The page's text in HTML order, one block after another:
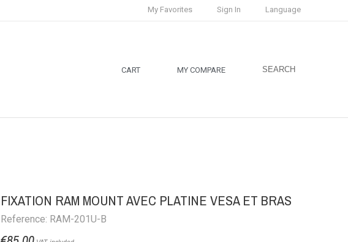
My Favorites Sign In Language
CART MY COMPARE SEARCH
FIXATION RAM MOUNT AVEC PLATINE VESA ET BRAS
Reference: RAM-201U-B